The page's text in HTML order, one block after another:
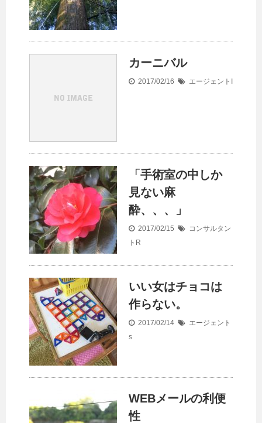
カーニバル
2017/02/16 エージェントI
「手術室の中しか
見ない麻
酔、、、」
2017/02/15
コンサルタン
トR
いい女はチョコは
作らない。
2017/02/14
エージェント
s
WEBメールの利便
性